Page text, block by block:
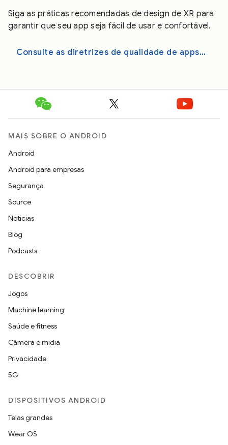
Siga as práticas recomendadas de design de XR para
garantir que seu app seja fácil de usar e confortável.
Consulte as diretrizes de qualidade de apps Android XR
MAIS SOBRE O ANDROID
Android
Android para empresas
Segurança
Source
Notícias
Blog
Podcasts
DESCOBRIR
Jogos
Machine learning
Saúde e fitness
Câmera e mídia
Privacidade
5G
DISPOSITIVOS ANDROID
Telas grandes
Wear OS